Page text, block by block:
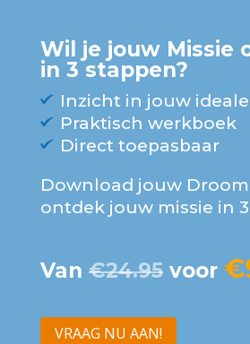
Wil je jouw Missie
in 3 stappen?
Inzicht in jouw
Praktisch werkboek
Direct toepasbaar
Download jouw
ontdek jouw missie in
Van €24.95voor
VRAAG NU AAN!